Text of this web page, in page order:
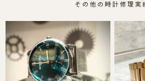
その他の時計修理実